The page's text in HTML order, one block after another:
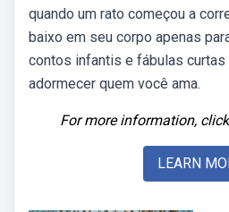
quando um rato começou a
baixo em seu corpo apenas
contos infantis e fábulas curtas
adormecer quem você ama.
For more information,
LEARN